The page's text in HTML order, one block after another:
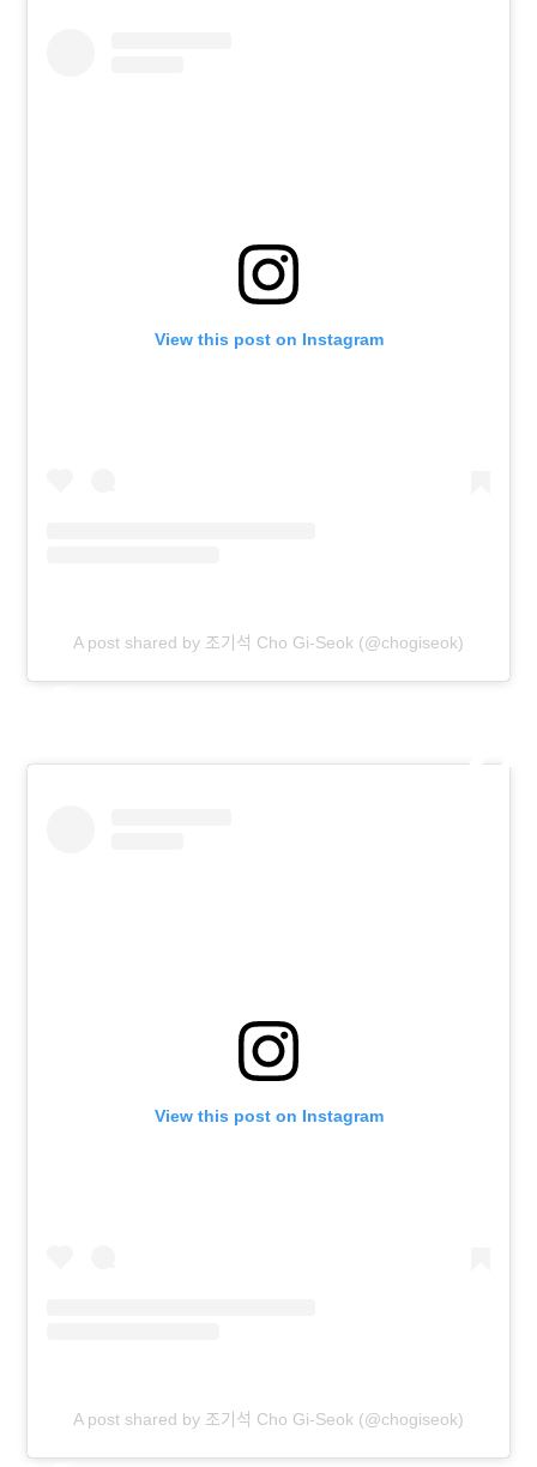
View this post on Instagram
A post shared by 조기석 Cho Gi-Seok (@chogiseok)
View this post on Instagram
A post shared by 조기석 Cho Gi-Seok (@chogiseok)